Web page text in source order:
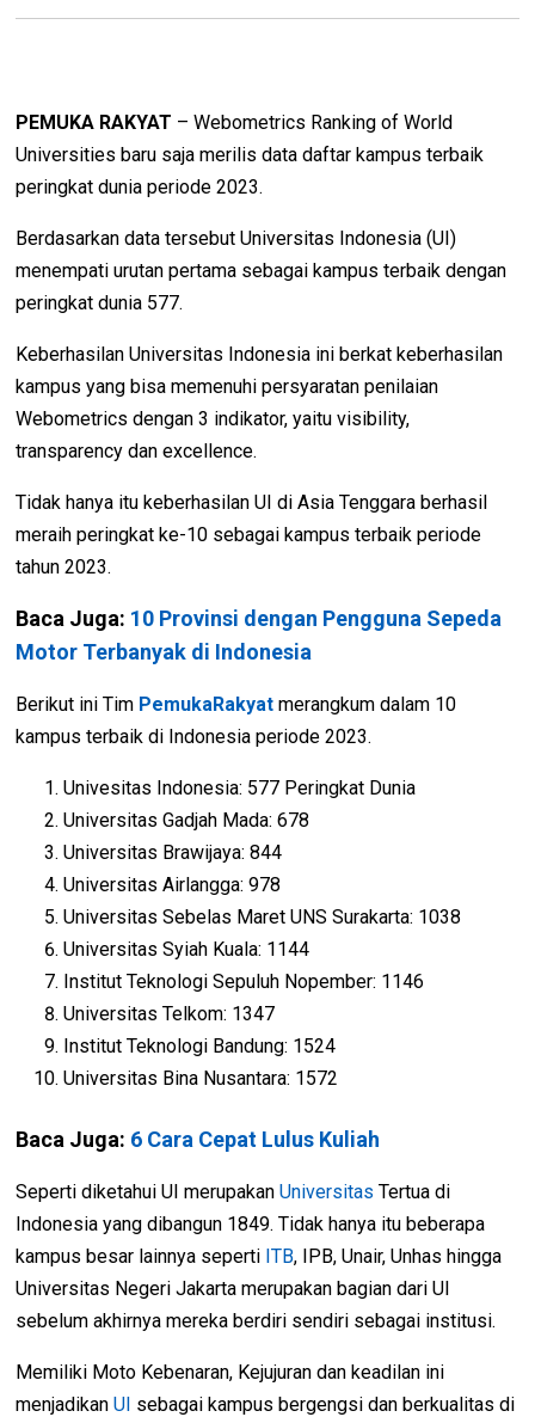
PEMUKA RAKYAT – Webometrics Ranking of World
Universities baru saja merilis data daftar kampus terbaik
peringkat dunia periode 2023.
Berdasarkan data tersebut Universitas Indonesia (UI)
menempati urutan pertama sebagai kampus terbaik dengan
peringkat dunia 577.
Keberhasilan Universitas Indonesia ini berkat keberhasilan
kampus yang bisa memenuhi persyaratan penilaian
Webometrics dengan 3 indikator, yaitu visibility,
transparency dan excellence.
Tidak hanya itu keberhasilan UI di Asia Tenggara berhasil
meraih peringkat ke-10 sebagai kampus terbaik periode
tahun 2023.
Baca Juga: 10 Provinsi dengan Pengguna Sepeda
Motor Terbanyak di Indonesia
Berikut ini Tim PemukaRakyat merangkum dalam 10
kampus terbaik di Indonesia periode 2023.
Univesitas Indonesia: 577 Peringkat Dunia
Universitas Gadjah Mada: 678
Universitas Brawijaya: 844
Universitas Airlangga: 978
Universitas Sebelas Maret UNS Surakarta: 1038
Universitas Syiah Kuala: 1144
Institut Teknologi Sepuluh Nopember: 1146
Universitas Telkom: 1347
Institut Teknologi Bandung: 1524
Universitas Bina Nusantara: 1572
Baca Juga: 6 Cara Cepat Lulus Kuliah
Seperti diketahui UI merupakanUniversitas Tertua di
Indonesia yang dibangun 1849. Tidak hanya itu beberapa
kampus besar lainnya seperti ITB, IPB, Unair, Unhas hingga
Universitas Negeri Jakarta merupakan bagian dari UI
sebelum akhirnya mereka berdiri sendiri sebagai institusi.
Memiliki Moto Kebenaran, Kejujuran dan keadilan ini
menjadikanUI sebagai kampus bergengsi dan berkualitas di